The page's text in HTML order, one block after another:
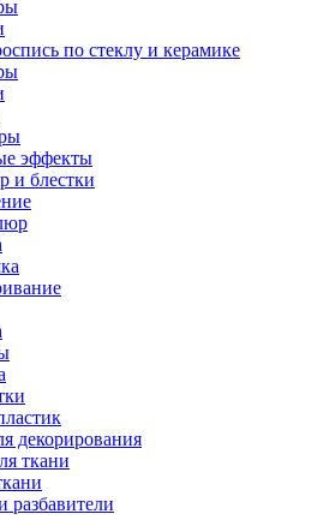
по стеклу и керамике
эффекты
и блестки
декорирования
ткани